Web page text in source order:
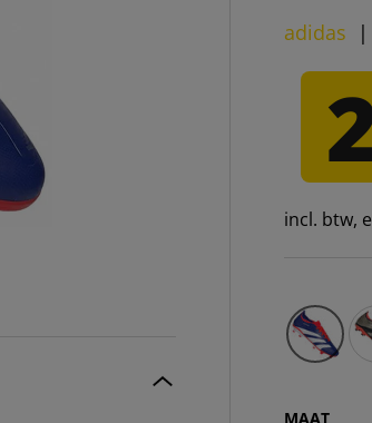
adidas |
incl. btw,
MAAT